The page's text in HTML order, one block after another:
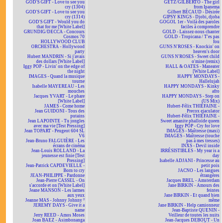
GOD'S GIFT - Love to see you
cry (1304)
GOD'S GIFT - Love to see you
cry (1314)
GOD'S GIFT - Would you do
that for me [White Label]
GRUNDIG/DECCA - Concours
Cosmos 70
HOLLYWOOD CLUB
ORCHESTRA - Hollywood
party
Hubert MANDRIN - Si j'avais
des dollars [White Label]
Iggy POP - Livin' on the edge of
the night
IMAGES - Quand la musique
tourne
Isabelle MAYEREAU - Les
mouches
Jacques YVART - Le phare
[White Label]
JAMES - Come home
Jean GUIDONI - Tous des
putains
Jean LAPOINTE - Tu jongles
avec ma vie [Test Pressing]
Jean TOPART - Peugeot 604 SL
V6
Jean-Bruno FALGUIÈRE - Les
écrans de cinéma
Jean-Louis ROLLAND - La
jeunesse est finie [Test
Pressing]
Jean-Patrick CAPDEVIELLE -
Born to cry
JEAN-PHILIPPE - Pardonne
Jean-Pierre CASSEL - On
s'accorde et on [White Label]
Jeane MANSON - Les larmes
aux yeux
Jeanne MAS - Johnny Johnny ²
JEREMY DAYS - Give it a
name
Jerry REED - Amos Moses
Joan BAEZ - Asimbonanga
GETZ/GILBERTO - The girl
from Ipanema
Gilbert BÉCAUD - Désirée
GIPSY KINGS - Djobi, djoba
GOGOL 1er - Voilà des paroles
faciles à comprendre
GOLD - Laissez-nous chanter
GOLD - Tropicana / T'es pas
fou
GUNS N'ROSES - Knockin' on
heaven's door
GUNS N'ROSES - Sweet child
o'mine (remix)
HALL & OATES - Maneater
[White Label]
HAPPY MONDAYS -
Hallelujah
HAPPY MONDAYS - Kinky
afro
HAPPY MONDAYS - Step on
(US Mix)
Hubert-Félix THIÉFAINE -
Precox ejaculator
Hubert-Félix THIÉFAINE -
Sweet amanite phalloïde queen
Iggy POP - Cry for love
IMAGES - Maîtresse (maxi)
IMAGES - Maîtresse (touche
pas à mes tresses)
INXS - Devil inside
IRRÉSISTIBLES - My year is a
day
Isabelle ADJANI - Princesse au
petit pois
JACNO - Les langues
étrangères
Jacques BREL - Amsterdam
Jane BIRKIN - Amours des
feintes
Jane BIRKIN - Et quand bien
même
Jane BIRKIN - Help camionneur
Jean-Baptiste QUENIN -
Veilleur de toutes les nuits
Jean-Jacques DEBOUT - Un